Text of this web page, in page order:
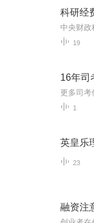
科研经
19
16年司
更多司考
1
英皇乐
23
融资注